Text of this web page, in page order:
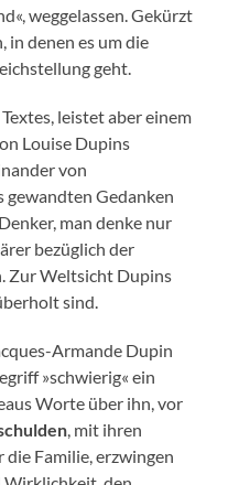
weggelassen. Gekürzt
in denen es um die
geht.
Textes, leistet aber einem
Louise Dupins
von
Gedanken
man denke nur
bezüglich der
Zur Weltsicht Dupins
sind.
Armande Dupin
»schwierig« ein
Worte über ihn, vor
, mit ihren
die Familie, erzwingen